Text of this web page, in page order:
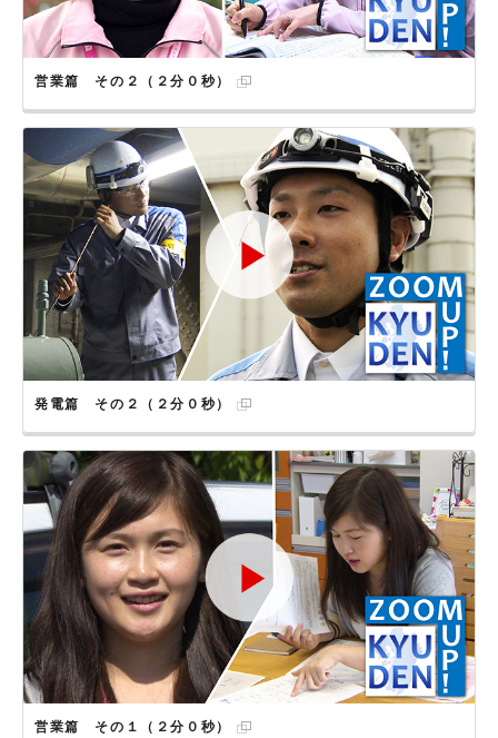
営業篇 その２（２分０秒）
発電篇 その２（２分０秒）
営業篇 その１（２分０秒）